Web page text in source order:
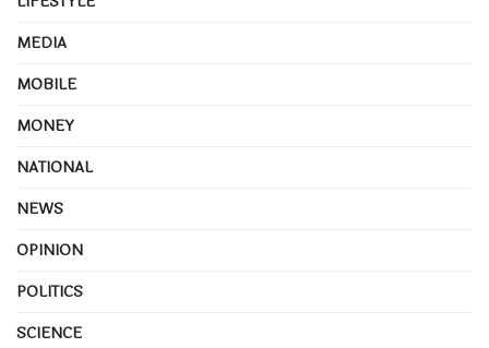
MEDIA
MOBILE
MONEY
NATIONAL
NEWS
OPINION
POLITICS
SCIENCE